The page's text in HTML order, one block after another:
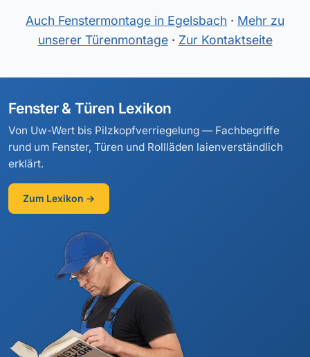
Auch Fenstermontage in Egelsbach · Mehr zu
unserer Türenmontage· Zur Kontaktseite
Fenster & Türen Lexikon
Von Uw-Wert bis Pilzkopfverriegelung — Fachbegriffe
rund um Fenster, Türen und Rollläden laienverständlich
erklärt.
Zum Lexikon →